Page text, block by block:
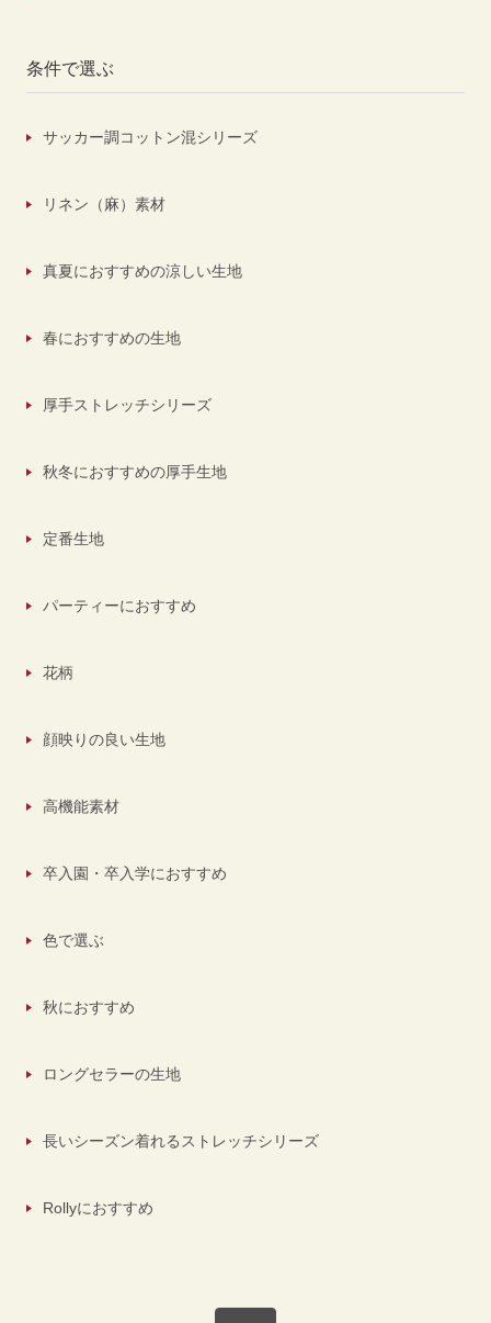
条件で選ぶ
サッカー調コットン混シリーズ
リネン（麻）素材
真夏におすすめの涼しい生地
春におすすめの生地
厚手ストレッチシリーズ
秋冬におすすめの厚手生地
定番生地
パーティーにおすすめ
花柄
顔映りの良い生地
高機能素材
卒入園・卒入学におすすめ
色で選ぶ
秋におすすめ
ロングセラーの生地
長いシーズン着れるストレッチシリーズ
Rollyにおすすめ